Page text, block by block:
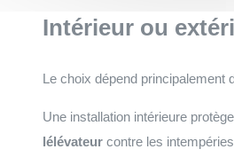
Intérieur ou
Le choix dépend principalement
Une installation intérieure
lélévateur contre les